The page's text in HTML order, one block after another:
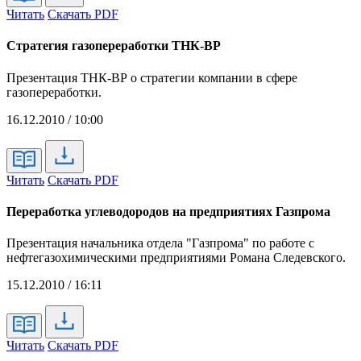
Читать Скачать PDF
Стратегия газопереработки ТНК-ВР
Презентация ТНК-ВР о стратегии компании в сфере
газопереработки.
16.12.2010 / 10:00
Читать Скачать PDF
Переработка углеводородов на предприятиях Газпрома
Презентация начальника отдела "Газпрома" по работе с
нефтегазохимическими предприятиями Романа Следевского.
15.12.2010 / 16:11
Читать Скачать PDF